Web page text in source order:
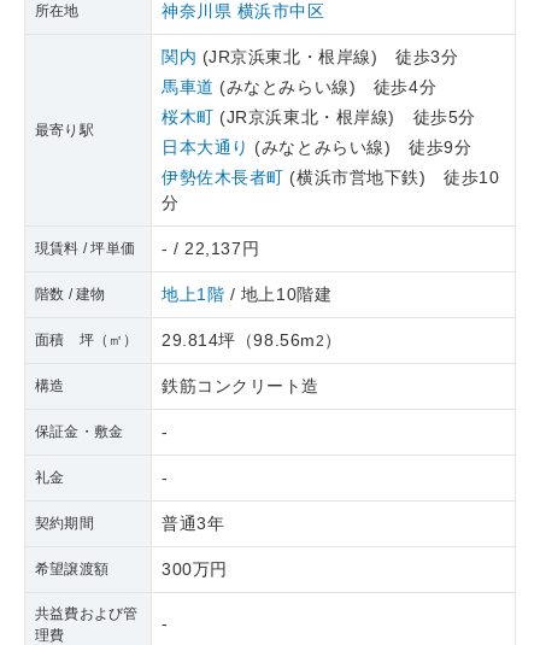
所在地 神奈川県 横浜市中区
最寄り駅
関内 (JR京浜東北・根岸線) 徒歩3分
馬車道 (みなとみらい線) 徒歩4分
桜木町 (JR京浜東北・根岸線) 徒歩5分
日本大通り (みなとみらい線) 徒歩9分
伊勢佐木長者町 (横浜市営地下鉄) 徒歩10
分
現賃料 / 坪単価 - / 22,137円
階数 / 建物 地上1階 / 地上10階建
面積 坪（㎡） 29.814坪 （98.56m2 ）
構造 鉄筋コンクリート造
保証金・敷金 -
礼金 -
契約期間 普通3年
希望譲渡額 300万円
共益費および管
理費
-